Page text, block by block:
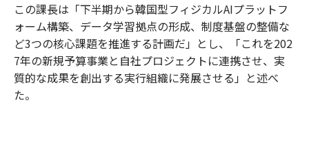
この課長は「下半期から韓国型フィジカルAIプラットフ
ォーム構築、データ学習拠点の形成、制度基盤の整備な
ど3つの核心課題を推進する計画だ」とし、「これを202
7年の新規予算事業と自社プロジェクトに連携させ、実
質的な成果を創出する実行組織に発展させる」と述べ
た。